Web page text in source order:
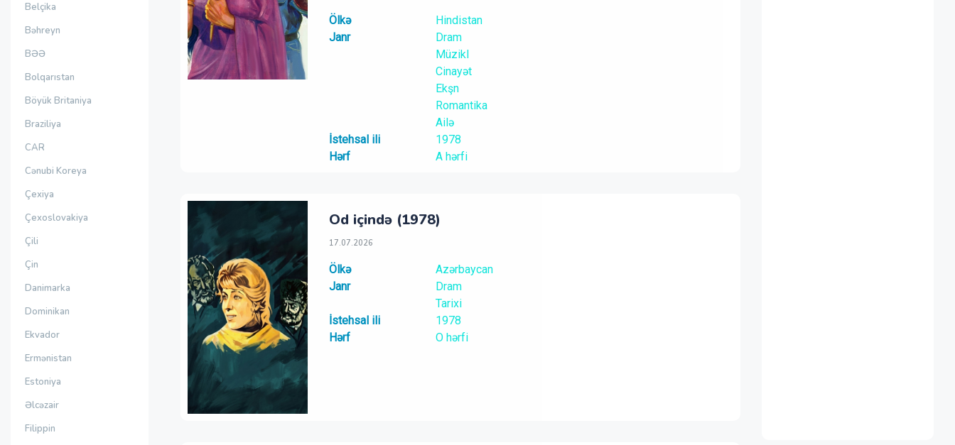
Belçika
Bəhreyn
BƏƏ
Bolqarıstan
Böyük Britaniya
Braziliya
CAR
Cənubi Koreya
Çexiya
Çexoslovakiya
Çili
Çin
Danimarka
Dominikan
Ekvador
Ermənistan
Estoniya
Əlcəzair
Filippin
Ölkə
Hindistan
Janr
Dram
Müzikl
Cinayət
Ekşn
Romantika
Ailə
İstehsal ili
1978
Hərf
A hərfi
Od içində (1978)
17.07.2026
Ölkə
Azərbaycan
Janr
Dram
Tarixi
İstehsal ili
1978
Hərf
O hərfi